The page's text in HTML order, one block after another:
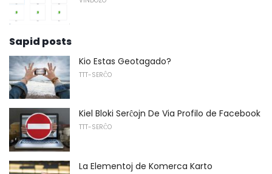
Sapid posts
Kio Estas Geotagado?
TTT-SERĈO
Kiel Bloki Serĉojn De Via Profilo de Facebook
TTT-SERĈO
La Elementoj de Komerca Karto